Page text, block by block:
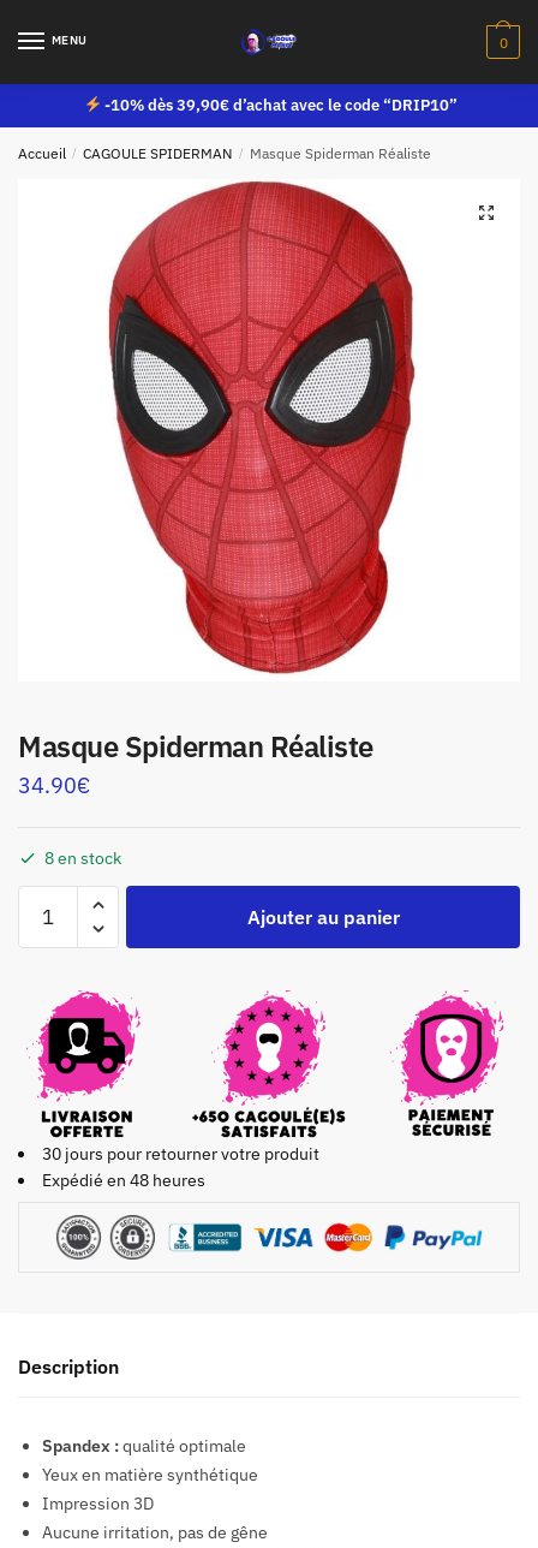
MENU 0
-10% dès 39,90€ d’achat avec le code “DRIP10”
Accueil / CAGOULE SPIDERMAN / Masque Spiderman Réaliste
Masque Spiderman Réaliste
34.90€
8 en stock
Ajouter au panier
30 jours pour retourner votre produit
Expédié en 48 heures
Description
Spandex :qualité optimale
Yeux en matière synthétique
Impression 3D
Aucune irritation, pas de gêne